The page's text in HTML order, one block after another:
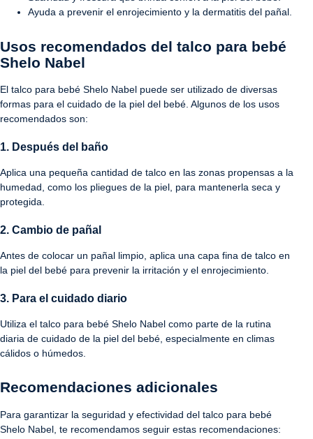
Ayuda a prevenir el enrojecimiento y la dermatitis del pañal.
Usos recomendados del talco para bebé
Shelo Nabel
El talco para bebé Shelo Nabel puede ser utilizado de diversas
formas para el cuidado de la piel del bebé. Algunos de los usos
recomendados son:
1. Después del baño
Aplica una pequeña cantidad de talco en las zonas propensas a la
humedad, como los pliegues de la piel, para mantenerla seca y
protegida.
2. Cambio de pañal
Antes de colocar un pañal limpio, aplica una capa fina de talco en
la piel del bebé para prevenir la irritación y el enrojecimiento.
3. Para el cuidado diario
Utiliza el talco para bebé Shelo Nabel como parte de la rutina
diaria de cuidado de la piel del bebé, especialmente en climas
cálidos o húmedos.
Recomendaciones adicionales
Para garantizar la seguridad y efectividad del talco para bebé
Shelo Nabel, te recomendamos seguir estas recomendaciones: